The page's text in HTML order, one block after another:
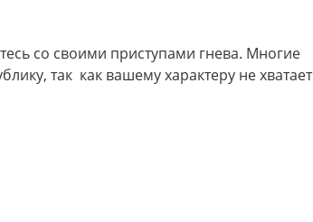
со своими приступами гнева. Многие
так как вашему характеру не хватает